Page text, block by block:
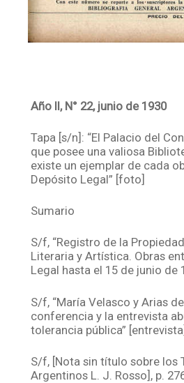
Año II, N° 22, junio de 1930
Tapa [s/n]: “El Palacio del
que posee una valiosa
existe un ejemplar de cada
Depósito Legal” [foto]
Sumario
S/f, “Registro de la
Literaria y Artística. Obras
Legal hasta el 15 de junio de
S/f, “María Velasco y Arias
conferencia y la entrevista
tolerancia pública”
S/f, [Nota sin título sobre los
Argentinos L. J. Rosso], p.